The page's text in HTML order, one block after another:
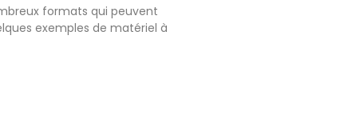
formats qui peuvent
exemples de matériel à